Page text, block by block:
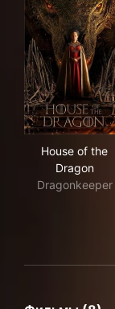
House of the
Dragon
Dragonkeeper